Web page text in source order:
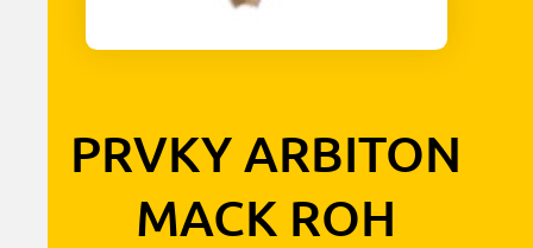
PRVKY ARBITON
MACK ROH